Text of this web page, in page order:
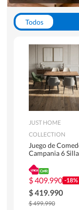
Todos
Escritorios y
Alfombras
JUST HOME
COLLECTION
Juego de
Campania 6
180 x 90 x 76 cm
Café
$409.990 -18%
$419.990
$499.990